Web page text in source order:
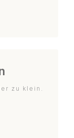
zu klein.